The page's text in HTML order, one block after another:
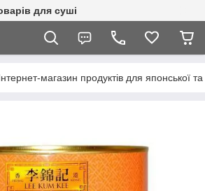
для суші
магазин продуктів для японської та